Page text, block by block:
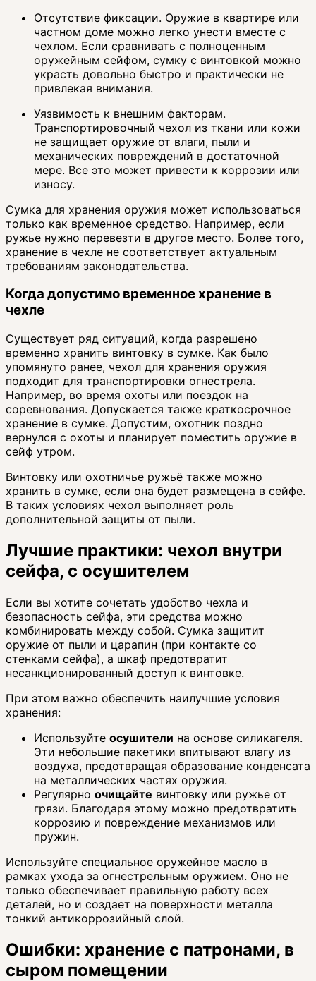
Отсутствие фиксации. Оружие в квартире или
частном доме можно легко унести вместе с
чехлом. Если сравнивать с полноценным
оружейным сейфом, сумку с винтовкой можно
украсть довольно быстро и практически не
привлекая внимания.
Уязвимость к внешним факторам.
Транспортировочный чехол из ткани или кожи
не защищает оружие от влаги, пыли и
механических повреждений в достаточной
мере. Все это может привести к коррозии или
износу.
Сумка для хранения оружия может использоваться
только как временное средство. Например, если
ружье нужно перевезти в другое место. Более того,
хранение в чехле не соответствует актуальным
требованиям законодательства.
Когда допустимо временное хранение в
чехле
Существует ряд ситуаций, когда разрешено
временно хранить винтовку в сумке. Как было
упомянуто ранее, чехол для хранения оружия
подходит для транспортировки огнестрела.
Например, во время охоты или поездок на
соревнования. Допускается также краткосрочное
хранение в сумке. Допустим, охотник поздно
вернулся с охоты и планирует поместить оружие в
сейф утром.
Винтовку или охотничье ружьё также можно
хранить в сумке, если она будет размещена в сейфе.
В таких условиях чехол выполняет роль
дополнительной защиты от пыли.
Лучшие практики: чехол внутри
сейфа, с осушителем
Если вы хотите сочетать удобство чехла и
безопасность сейфа, эти средства можно
комбинировать между собой. Сумка защитит
оружие от пыли и царапин (при контакте со
стенками сейфа), а шкаф предотвратит
несанкционированный доступ к винтовке.
При этом важно обеспечить наилучшие условия
хранения:
Используйте осушители на основе силикагеля.
Эти небольшие пакетики впитывают влагу из
воздуха, предотвращая образование конденсата
на металлических частях оружия.
Регулярно очищайте винтовку или ружье от
грязи. Благодаря этому можно предотвратить
коррозию и повреждение механизмов или
пружин.
Используйте специальное оружейное масло в
рамках ухода за огнестрельным оружием. Оно не
только обеспечивает правильную работу всех
деталей, но и создает на поверхности металла
тонкий антикоррозийный слой.
Ошибки: хранение с патронами, в
сыром помещении